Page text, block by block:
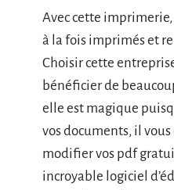
Avec cette
à la fois imprimés et
Choisir cette
bénéficier de
elle est magique
vos documents, il
modifier vos pdf
incroyable logiciel